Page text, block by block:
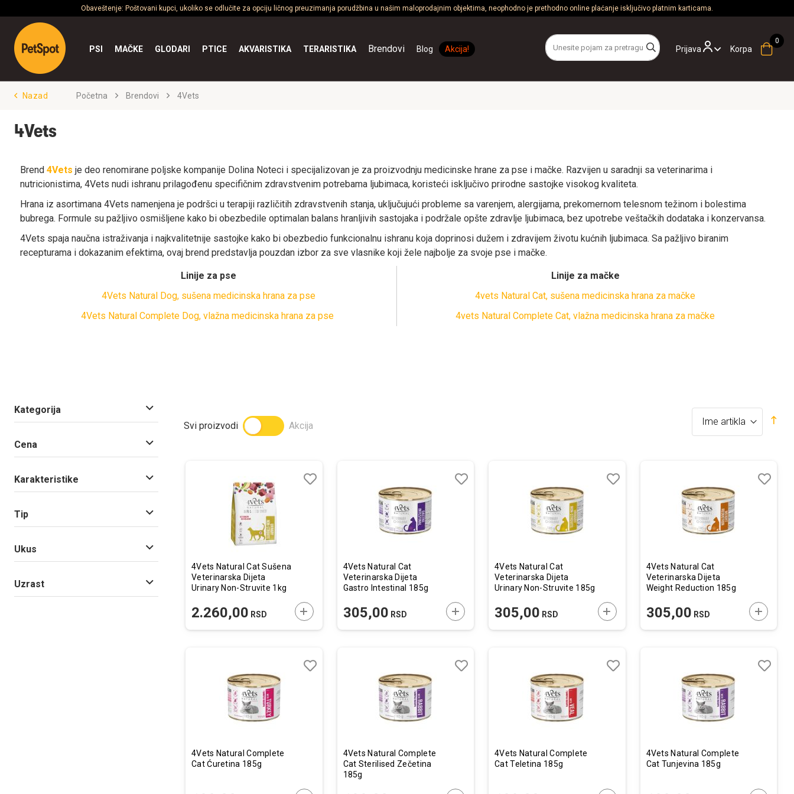
Obaveštenje: Poštovani kupci, ukoliko se odlučite za opciju ličnog preuzimanja porudžbina u našim maloprodajnim objektima, neophodno je prethodno online plaćanje isključivo platnim karticama.
Prijava
PSI MAČKE GLODARI PTICE AKVARISTIKA TERARISTIKA Brendovi Blog Akcija! Korpa
Nazad Početna Brendovi 4Vets
4Vets
Brend 4Vets je deo renomirane poljske kompanije Dolina Noteci i specijalizovan je za proizvodnju medicinske hrane za pse i mačke. Razvijen u saradnji sa veterinarima i
nutricionistima, 4Vets nudi ishranu prilagođenu specifičnim zdravstvenim potrebama ljubimaca, koristeći isključivo prirodne sastojke visokog kvaliteta.
Hrana iz asortimana 4Vets namenjena je podršci u terapiji različitih zdravstvenih stanja, uključujući probleme sa varenjem, alergijama, prekomernom telesnom težinom i bolestima
bubrega. Formule su pažljivo osmišljene kako bi obezbedile optimalan balans hranljivih sastojaka i podržale opšte zdravlje ljubimaca, bez upotrebe veštačkih dodataka i konzervansa.
4Vets spaja naučna istraživanja i najkvalitetnije sastojke kako bi obezbedio funkcionalnu ishranu koja doprinosi dužem i zdravijem životu kućnih ljubimaca. Sa pažljivo biranim
recepturama i dokazanim efektima, ovaj brend predstavlja pouzdan izbor za sve vlasnike koji žele najbolje za svoje pse i mačke.
Linije za pse
Linije za mačke
4Vets Natural Dog, sušena medicinska hrana za pse
4vets Natural Cat, sušena medicinska hrana za mačke
4Vets Natural Complete Dog, vlažna medicinska hrana za pse
4vets Natural Complete Cat, vlažna medicinska hrana za mačke
Svi proizvodi Akcija
4Vets Natural Cat Sušena
Veterinarska Dijeta
Urinary Non-Struvite 1kg
2.260,00 RSD DODAJTE U KORPU
Lista
4Vets Natural Cat
Veterinarska Dijeta
Gastro Intestinal 185g
305,00 RSD DODAJTE U KORPU
Lista
4Vets Natural Cat
Veterinarska Dijeta
Urinary Non-Struvite 185g
305,00 RSD DODAJTE U KORPU
Lista
4Vets Natural Cat
Veterinarska Dijeta
Weight Reduction 185g
305,00 RSD
Lista
4Vets Natural Complete
Cat Ćuretina 185g
Lista
4Vets Natural Complete
Cat Sterilised Zečetina
185g
Lista
4Vets Natural Complete
Cat Teletina 185g
Lista
4Vets Natural Complete
Cat Tunjevina 185g
Lista
Kategorija
Cena
Karakteristike
Tip
Ukus
Uzrast